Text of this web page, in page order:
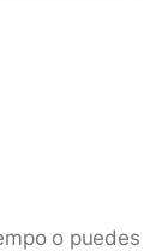
o puedes